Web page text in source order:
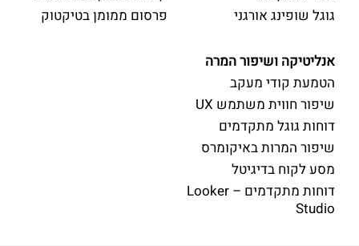
גוגל שופינג אורגני
פרסום ממומן בטיקטוק
אנליטיקה ושיפור המרה
הטמעת קודי מעקב
שיפור חווית משתמש UX
דוחות גוגל מתקדמים
שיפור המרות באיקומרס
מסע לקוח בדיגיטל
דוחות מתקדמים – Looker
Studio